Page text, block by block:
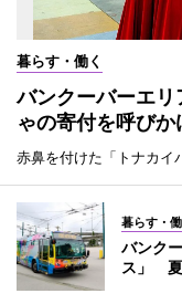
暮らす・働く
バンクーバーエ
ゃの寄付を呼びか
赤鼻を付けた「トナカイ
暮らす・働
バンク
ス」 夏